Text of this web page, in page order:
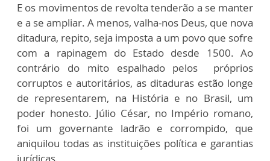
E os movimentos de revolta tenderão a se manter
e a se ampliar. A menos, valha-nos Deus, que nova
ditadura, repito, seja imposta a um povo que sofre
com a rapinagem do Estado desde 1500. Ao
contrário do mito espalhado pelos próprios
corruptos e autoritários, as ditaduras estão longe
de representarem, na História e no Brasil, um
poder honesto. Júlio César, no Império romano,
foi um governante ladrão e corrompido, que
aniquilou todas as instituições política e garantias